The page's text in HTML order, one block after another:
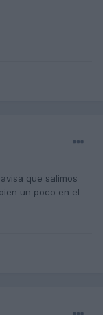
que salimos
un poco en el